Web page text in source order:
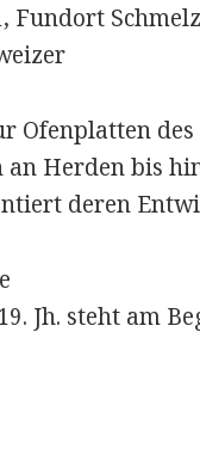
Fundort
Ofenplatten des
an Herden bis
deren
Jh. steht am